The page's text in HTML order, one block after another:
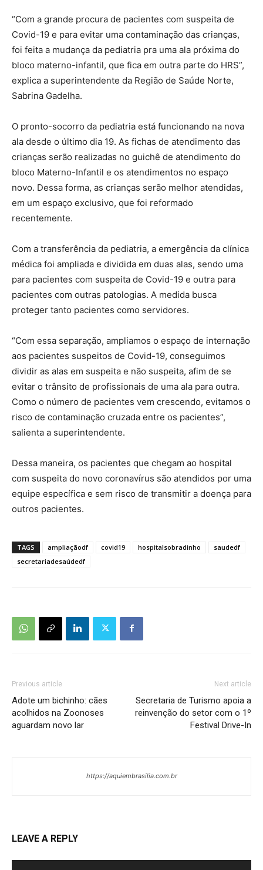
“Com a grande procura de pacientes com suspeita de
Covid-19 e para evitar uma contaminação das crianças,
foi feita a mudança da pediatria pra uma ala próxima do
bloco materno-infantil, que fica em outra parte do HRS”,
explica a superintendente da Região de Saúde Norte,
Sabrina Gadelha.
O pronto-socorro da pediatria está funcionando na nova
ala desde o último dia 19. As fichas de atendimento das
crianças serão realizadas no guichê de atendimento do
bloco Materno-Infantil e os atendimentos no espaço
novo. Dessa forma, as crianças serão melhor atendidas,
em um espaço exclusivo, que foi reformado
recentemente.
Com a transferência da pediatria, a emergência da clínica
médica foi ampliada e dividida em duas alas, sendo uma
para pacientes com suspeita de Covid-19 e outra para
pacientes com outras patologias. A medida busca
proteger tanto pacientes como servidores.
“Com essa separação, ampliamos o espaço de internação
aos pacientes suspeitos de Covid-19, conseguimos
dividir as alas em suspeita e não suspeita, afim de se
evitar o trânsito de profissionais de uma ala para outra.
Como o número de pacientes vem crescendo, evitamos o
risco de contaminação cruzada entre os pacientes”,
salienta a superintendente.
Dessa maneira, os pacientes que chegam ao hospital
com suspeita do novo coronavírus são atendidos por uma
equipe específica e sem risco de transmitir a doença para
outros pacientes.
TAGS ampliaçãodf covid19 hospitalsobradinho
saudedf
secretariadesaúdedf
Previous article
Adote um bichinho: cães
acolhidos na Zoonoses
aguardam novo lar
Next article
Secretaria de Turismo apoia a
reinvenção do setor com o 1º
Festival Drive-In
https://aquiembrasilia.com.br
LEAVE A REPLY